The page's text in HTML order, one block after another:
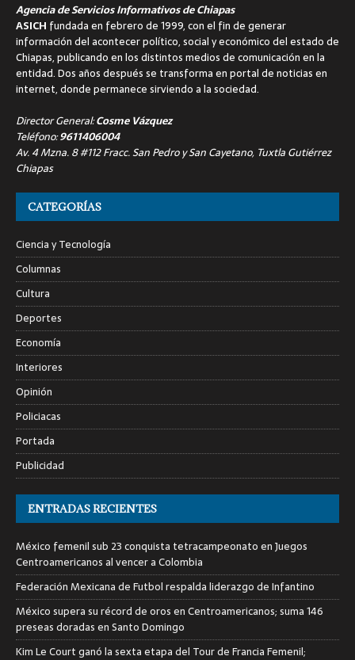
Agencia de Servicios Informativos de Chiapas
ASICH fundada en febrero de 1999, con el fin de generar
información del acontecer político, social y económico del estado de
Chiapas, publicando en los distintos medios de comunicación en la
entidad. Dos años después se transforma en portal de noticias en
internet, donde permanece sirviendo a la sociedad.
Director General:Cosme Vázquez
Teléfono:9611406004
Av. 4 Mzna. 8 #112 Fracc. San Pedro y San Cayetano, Tuxtla Gutiérrez
Chiapas
CATEGORÍAS
Ciencia y Tecnología
Columnas
Cultura
Deportes
Economía
Interiores
Opinión
Policiacas
Portada
Publicidad
ENTRADAS RECIENTES
México femenil sub 23 conquista tetracampeonato en Juegos
Centroamericanos al vencer a Colombia
Federación Mexicana de Futbol respalda liderazgo de Infantino
México supera su récord de oros en Centroamericanos; suma 146
preseas doradas en Santo Domingo
Kim Le Court ganó la sexta etapa del Tour de Francia Femenil;